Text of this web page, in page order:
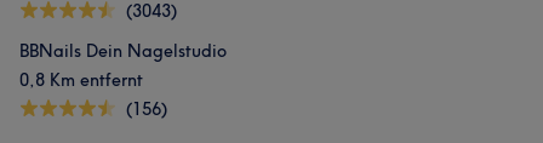
(3043)
BBNails Dein Nagelstudio
0,8 Km entfernt
(156)